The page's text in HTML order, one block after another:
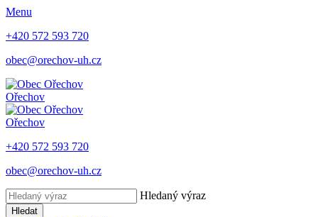
Menu
+420 572 593 720
obec@orechov-uh.cz
Ořechov
Ořechov
+420 572 593 720
obec@orechov-uh.cz
Hledaný výraz
Hledat